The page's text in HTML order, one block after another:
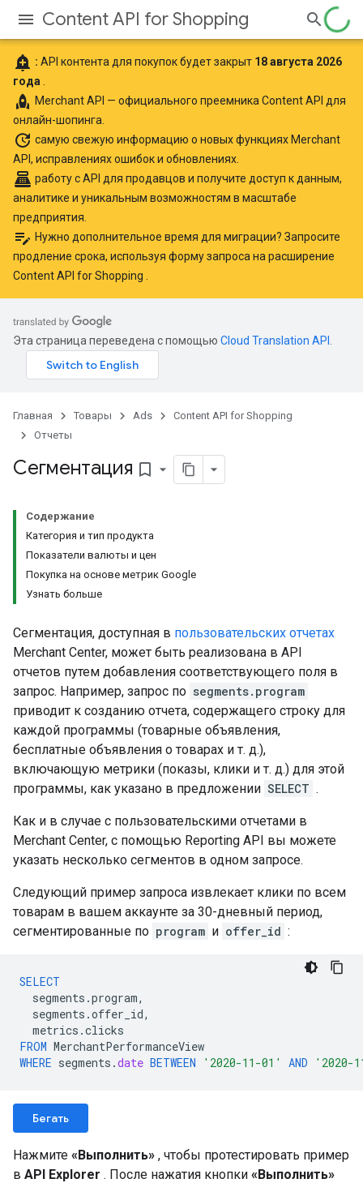
Content API for Shopping
add_alert : API контента для покупок будет закрыт 18 августа 2026
года
rocket Merchant API — официального преемника Content API для
онлайн-шопинга.
update самую свежую информацию о новых функциях Merchant
API, исправлениях ошибок и обновлениях.
point_of_sale работу с API для продавцов и получите доступ к данным,
аналитике и уникальным возможностям в масштабе
предприятия.
edit_note Нужно дополнительное время для миграции? Запросите
продление срока, используя форму запроса на расширение
Content API for Shopping
Эта страница переведена с помощью Cloud Translation API
Главная Товары Ads
Content API for Shopping
Отчеты
Сегментация bookmark_border
Содержание
Категория и тип продукта
Показатели валюты и цен
Покупка на основе метрик Google
Узнать больше
Сегментация, доступная в пользовательских отчетах
Merchant Center, может быть реализована в API
отчетов путем добавления соответствующего поля в
запрос. Например, запрос по segments.program
приводит к созданию отчета, содержащего строку для
каждой программы (товарные объявления,
бесплатные объявления о товарах и т. д.),
включающую метрики (показы, клики и т. д.) для этой
программы, как указано в предложении SELECT .
Как и в случае с пользовательскими отчетами в
Merchant Center, с помощью Reporting API вы можете
указать несколько сегментов в одном запросе.
Следующий пример запроса извлекает клики по всем
товарам в вашем аккаунте за 30-дневный период,
сегментированные по program и offer_id :
SELECT
segments .program,
segments .offer_id,
metrics .clicks
FROM MerchantPerformanceView
WHERE segments .date BETWEEN '2020-11-01' AND '2020-
Бегать
Нажмите «Выполнить» , чтобы протестировать пример
в API Explorer . После нажатия кнопки «Выполнить»